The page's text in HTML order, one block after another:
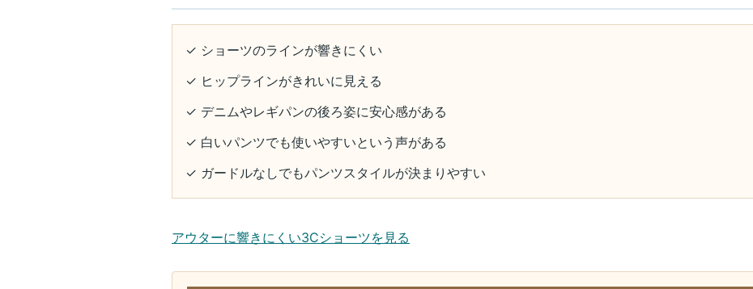
✓ ショーツのラインが響きにくい
✓ ヒップラインがきれいに見える
✓ デニムやレギパンの後ろ姿に安心感がある
✓ 白いパンツでも使いやすいという声がある
✓ ガードルなしでもパンツスタイルが決まりやすい
アウターに響きにくい3Cショーツを見る